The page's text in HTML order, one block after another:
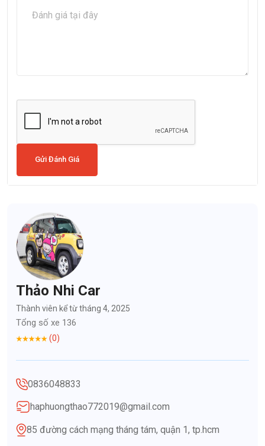
Gửi Đánh Giá
Thảo Nhi Car
Thành viên kể từ tháng 4, 2025
Tổng số xe 136
(0)
0836048833
haphuongthao772019@gmail.com
85 đường cách mạng tháng tám, quận 1, tp.hcm